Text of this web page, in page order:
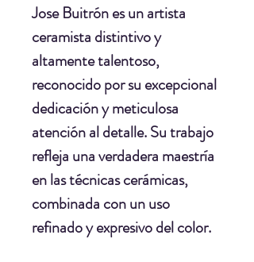
Jose Buitrónes un artista
ceramista distintivo y
altamente talentoso,
reconocido por su excepcional
dedicación y meticulosa
atención al detalle. Su trabajo
refleja una verdadera maestría
en las técnicas cerámicas,
combinada con un uso
refinado y expresivo del color.